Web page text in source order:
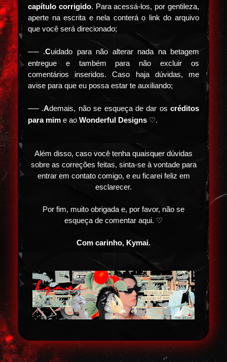
capítulo corrigido. Para acessá-los, por gentileza,
aperte na escrita e nela conterá o link do arquivo
que você será direcionado;
── .Cuidado para não alterar nada na betagem
entregue e também para não excluir os
comentários inseridos. Caso haja dúvidas, me
avise para que eu possa estar te auxiliando;
── .Ademais, não se esqueça de dar os créditos
para mim e ao Wonderful Designs ♡.
Além disso, caso você tenha quaisquer dúvidas
sobre as correções feitas, sinta-se à vontade para
entrar em contato comigo, e eu ficarei feliz em
esclarecer.
Por fim, muito obrigada e, por favor, não se
esqueça de comentar aqui. ♡
Com carinho, Kymai.